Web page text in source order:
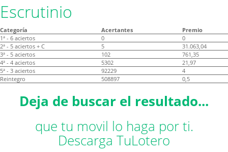
Escrutinio
Categoría Acertantes
Premio
1ª - 6 aciertos
0
0
2ª - 5 aciertos + C
5
31.063,04
3ª - 5 aciertos
102
761,35
4ª - 4 aciertos
5302
21,97
5ª - 3 aciertos
92229
4
Reintegro
508897 0,5
Deja de buscar el resultado...
que tu movil lo haga por ti.
Descarga TuLotero